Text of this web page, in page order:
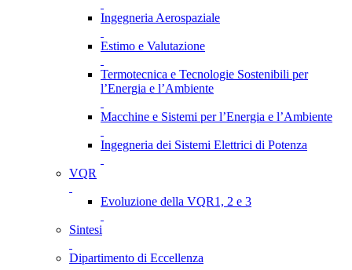
Ingegneria Aerospaziale
Estimo e Valutazione
Termotecnica e Tecnologie Sostenibili per
l’Energia e l’Ambiente
Macchine e Sistemi per l’Energia e l’Ambiente
Ingegneria dei Sistemi Elettrici di Potenza
VQR
Evoluzione della VQR1, 2 e 3
Sintesi
Dipartimento di Eccellenza